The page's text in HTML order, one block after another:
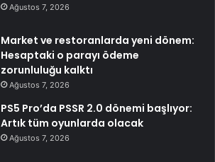
Ağustos 7, 2026
Market ve restoranlarda yeni dönem:
Hesaptaki o parayı ödeme
zorunluluğu kalktı
Ağustos 7, 2026
PS5 Pro’da PSSR 2.0 dönemi başlıyor:
Artık tüm oyunlarda olacak
Ağustos 7, 2026